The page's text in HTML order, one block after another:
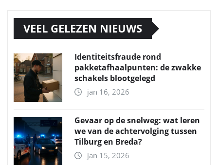
VEEL GELEZEN NIEUWS
Identiteitsfraude rond
pakketafhaalpunten: de zwakke
schakels blootgelegd
jan 16, 2026
Gevaar op de snelweg: wat leren
we van de achtervolging tussen
Tilburg en Breda?
jan 15, 2026